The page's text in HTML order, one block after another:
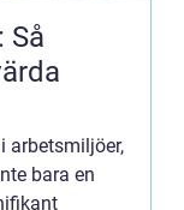
Så
arbetsmiljöer,
bara en